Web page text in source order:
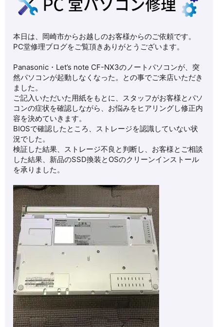
本日は、岡崎市からお越しのお客様からのご依頼です。
PC堂修理ブログをご覧頂きありがとうございます。
Panasonic・Let’s note CF-NX3のノートパソコンが、突
然パソコンが起動しなくなった。との事でご来店いただき
ました。
ご記入いただいた用紙をもとに、スタッフがお客様とパソ
コンの症状を確認しながら、お悩みをヒアリングし修正内
容を決めていきます。
BIOSで確認したところ、ストレージを認識していない状
況でした。
検証した結果、ストレージ不良と判断し、お客様とご相談
した結果、新品のSSD換装とOSのクリーンインストール
を承りました。